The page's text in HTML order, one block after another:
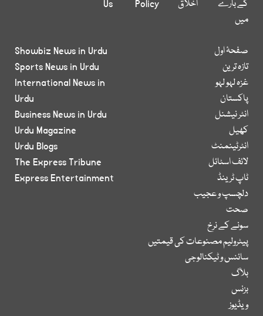
کے بارے
میں
اخلاق
Policy
Us
صفحۂ اول
تازہ ترین
غزہ لہو لہو
پاکستان
انٹر نیشنل
کھیل
انٹرٹینمنٹ
لائف اسٹائل
ٹاپ ٹرینڈ
دلچسپ و عجیب
صحت
سونے کے نرخ
پیٹرولیم مصنوعات کی قیمتیں
سائنس و ٹیکنالوجی
بلاگ
بزنس
ویڈیوز
Showbiz News in Urdu
Sports News in Urdu
International News in
Urdu
Business News in Urdu
Urdu Magazine
Urdu Blogs
The Express Tribune
Express Entertainment